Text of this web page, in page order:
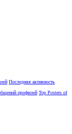
Последняя активность
профилей Top Posters of